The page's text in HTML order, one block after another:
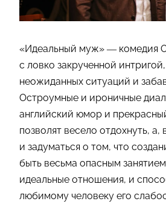
«Идеальный муж» — комедия
с ловко закрученной
неожиданных ситуаций и
Остроумные и ироничные
английский юмор и
позволят весело отдохнуть,
и задуматься о том, что
быть весьма опасным
идеальные отношения, и
любимому человеку его